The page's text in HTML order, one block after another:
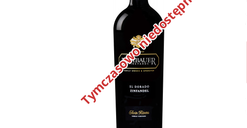
Tymczasowo niedostępne